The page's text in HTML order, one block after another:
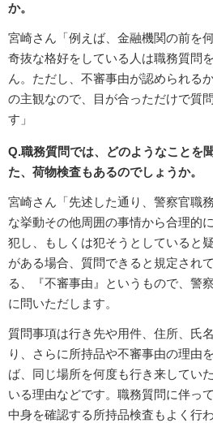
か。
宮崎さん「例えば、金融機関の前を
奇抜な格好をしている人は職務質問
ん。ただし、不審事由が認められる
の主観なので、目が合っただけで質
す」
Q.職務質問では、どのようなことを
た、荷物検査もあるのでしょうか。
宮崎さん「先述した通り、警察官職
な挙動その他周囲の事情から合理的
犯し、もしくは犯そうとしていると
がある場合、質問できると規定され
る、『不審事由』というもので、警
に問いただします。
質問事項は行き先や用件、住所、氏
り、さらに所持品や不審事由の理由
ば、同じ場所を何度も行き来してい
いる理由などです。職務質問に伴っ
中身を確認する所持品検査もよく行わ